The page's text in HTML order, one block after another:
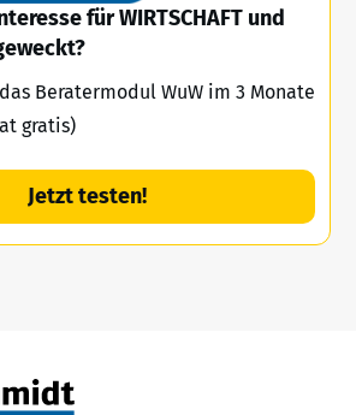
für WIRTSCHAFT und
Beratermodul WuW im 3 Monate
gratis)
Jetzt testen!